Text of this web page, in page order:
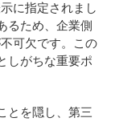
に指定されまし
るため、企業側
可欠です。この
しがちな重要ポ
とを隠し、第三